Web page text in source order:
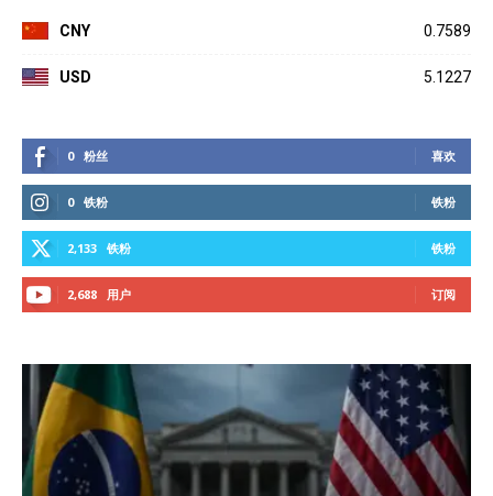
CNY 0.7589
USD 5.1227
0 粉丝 喜欢
0 铁粉 铁粉
2,133 铁粉 铁粉
2,688 用户 订阅